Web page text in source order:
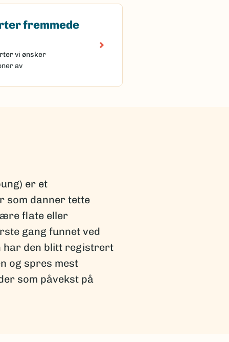
fremmede
vi ønsker
av
arter
er et
som danner tette
flate eller
gang funnet ved
har den blitt registrert
og spres mest
som påvekst på